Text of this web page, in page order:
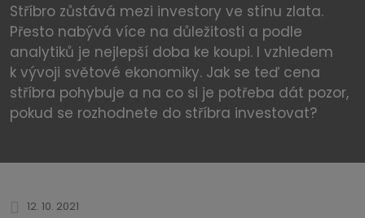
Stříbro zůstává mezi investory ve stínu zlata.
Přesto nabývá více na důležitosti a podle
analytiků je nejlepší doba ke koupi. I vzhledem
k vývoji světové ekonomiky. Jak se teď cena
stříbra pohybuje a na co si je potřeba dát pozor,
pokud se rozhodnete do stříbra investovat?
12. 10. 2021